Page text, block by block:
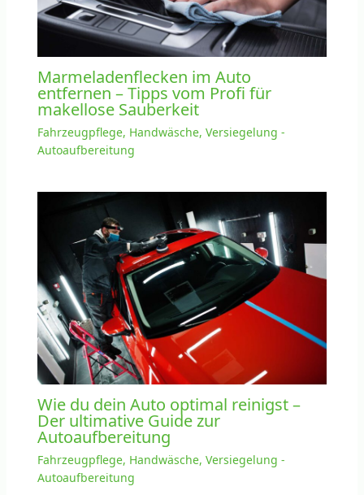
Marmeladenflecken im Auto
entfernen – Tipps vom Profi für
makellose Sauberkeit
Fahrzeugpflege, Handwäsche, Versiegelung -
Autoaufbereitung
Wie du dein Auto optimal reinigst –
Der ultimative Guide zur
Autoaufbereitung
Fahrzeugpflege, Handwäsche, Versiegelung -
Autoaufbereitung